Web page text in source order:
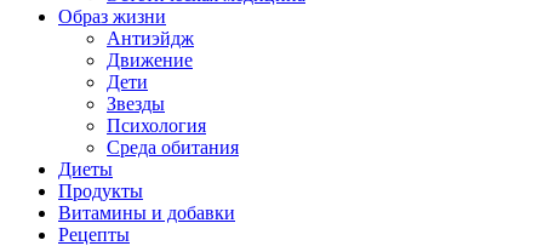
Образ жизни
Антиэйдж
Движение
Дети
Звезды
Психология
Среда обитания
Диеты
Продукты
Витамины и добавки
Рецепты